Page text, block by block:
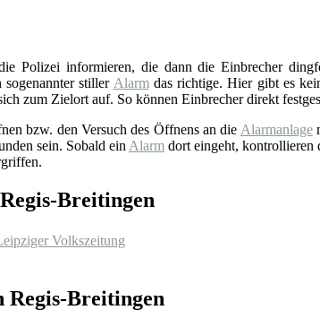
Polizei informieren, die dann die Einbrecher
stiller Alarmdas richtige. Hier gibt es
zum Zielort auf. So können Einbrecher direkt
bzw. den Versuch des Öffnens an die Alarmanlage
sein. Sobald ein Alarm dort eingeht, kontrollieren
Breitingen
Volkszeitung
Regis-Breitingen